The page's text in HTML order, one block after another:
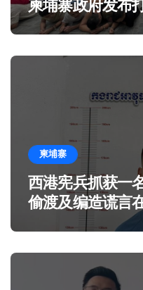
柬埔寨政府发布
柬埔寨
西港宪兵抓获一
偷渡及编造谎言